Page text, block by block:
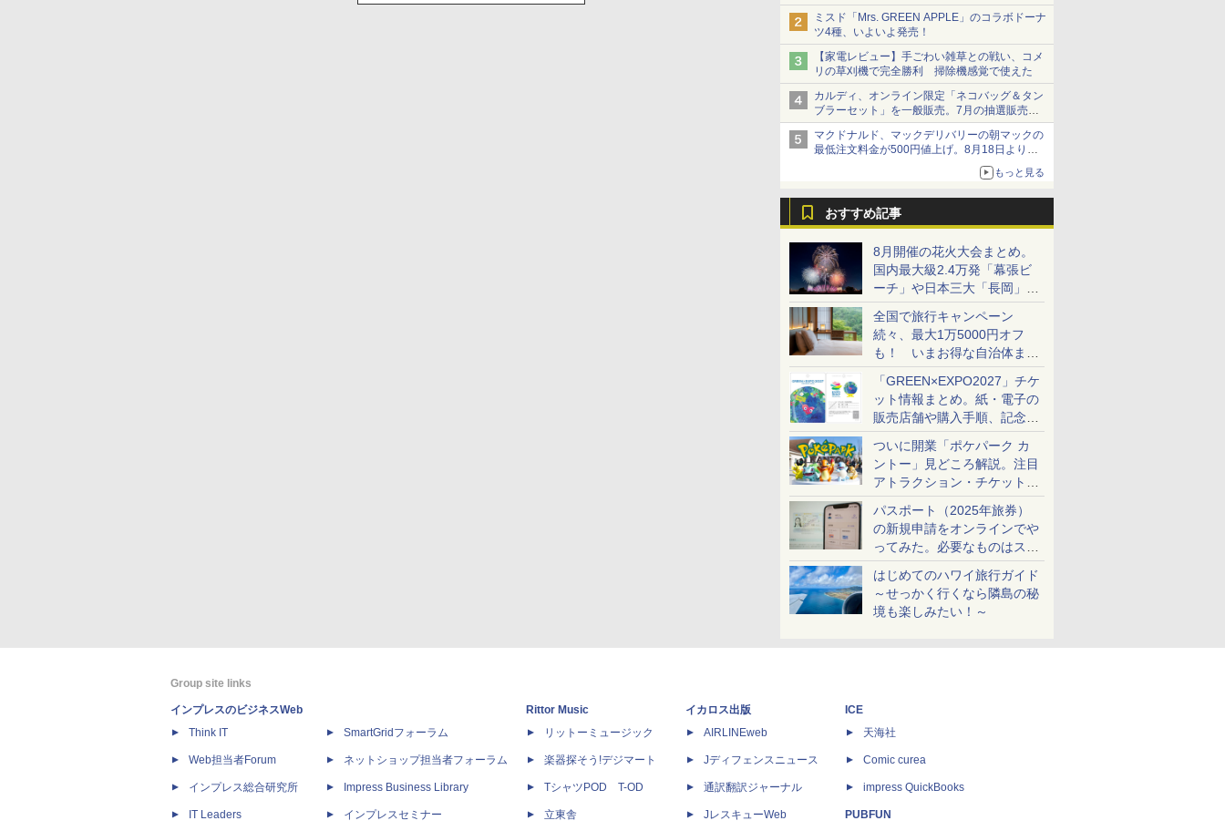
ショーツは1990円に
ミスド「Mrs. GREEN APPLE」のコラボドーナ
ツ4種、いよいよ発売！
【家電レビュー】手ごわい雑草との戦い、コメ
リの草刈機で完全勝利 掃除機感覚で使えた
カルディ、オンライン限定「ネコバッグ＆タン
ブラーセット」を一般販売。7月の抽選販売の
当選無効分
マクドナルド、マックデリバリーの朝マックの
最低注文料金が500円値上げ。8月18日より
もっと見る
おすすめ記事
8月開催の花火大会まとめ。
国内最大級2.4万発「幕張ビ
ーチ」や日本三大「長岡」な
ど大型イベント目白押し！
全国で旅行キャンペーン
続々、最大1万5000円オフ
も！ いまお得な自治体まと
め
「GREEN×EXPO2027」チケ
ット情報まとめ。紙・電子の
販売店舗や購入手順、記念チ
ケットも解説
ついに開業「ポケパーク カ
ントー」見どころ解説。注目
アトラクション・チケット手
配・来場前に必要な準備は？
パスポート（2025年旅券）
の新規申請をオンラインでや
ってみた。必要なものはスマ
ホとマイナカードのみ
はじめてのハワイ旅行ガイド
～せっかく行くなら隣島の秘
境も楽しみたい！～
Group site links
インプレスのビジネスWeb
Think IT
Web担当者Forum
インプレス総合研究所
IT Leaders
SmartGridフォーラム
ネットショップ担当者フォーラム
Impress Business Library
インプレスセミナー
Rittor Music
リットーミュージック
楽器探そう!デジマート
TシャツPOD T-OD
立東舎
イカロス出版
AIRLINEweb
Jディフェンスニュース
通訳翻訳ジャーナル
JレスキューWeb
ICE
天海社
Comic curea
impress QuickBooks
PUBFUN